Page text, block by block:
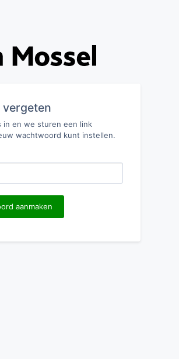
in en we sturen een link
wachtwoord kunt instellen.